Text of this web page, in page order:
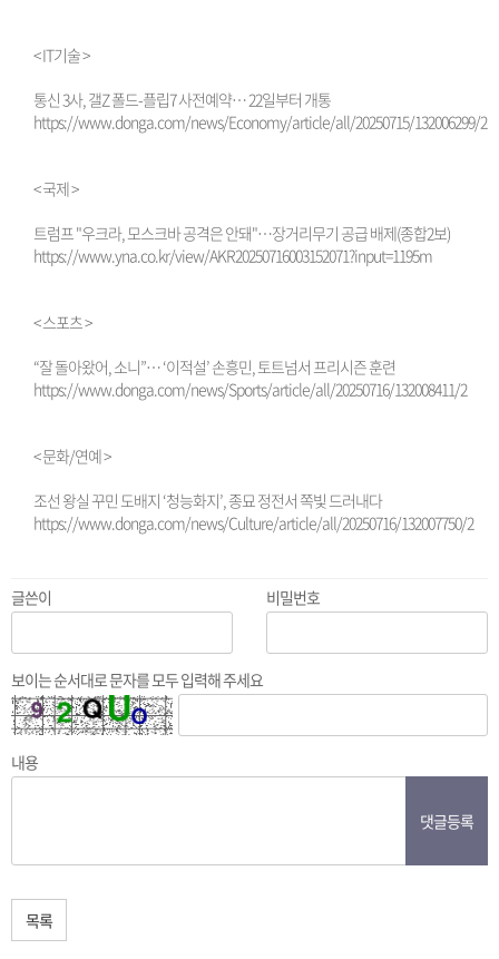
< IT기술 >
통신 3사, 갤Z 폴드-플립7 사전예약… 22일부터 개통
https://www.donga.com/news/Economy/article/all/20250715/132006299/2
< 국제 >
트럼프 "우크라, 모스크바 공격은 안돼"…장거리무기 공급 배제(종합2보)
https://www.yna.co.kr/view/AKR20250716003152071?input=1195m
< 스포츠 >
“잘 돌아왔어, 소니”… ‘이적설’ 손흥민, 토트넘서 프리시즌 훈련
https://www.donga.com/news/Sports/article/all/20250716/132008411/2
< 문화/연예 >
조선 왕실 꾸민 도배지 ‘청능화지’, 종묘 정전서 쪽빛 드러내다
https://www.donga.com/news/Culture/article/all/20250716/132007750/2
글쓴이 비밀번호
보이는 순서대로 문자를 모두 입력해 주세요
내용
댓글등록
목록